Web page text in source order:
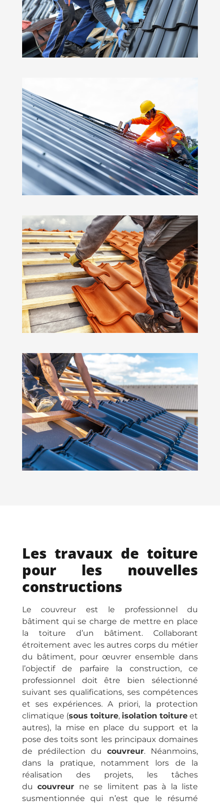
Les travaux de toiture
pour les nouvelles
constructions
Le couvreur est le professionnel du
bâtiment qui se charge de mettre en place
la toiture d’un bâtiment. Collaborant
étroitement avec les autres corps du métier
du bâtiment, pour œuvrer ensemble dans
l’objectif de parfaire la construction, ce
professionnel doit être bien sélectionné
suivant ses qualifications, ses compétences
et ses expériences. A priori, la protection
climatique (sous toiture, isolation toiture et
autres), la mise en place du support et la
pose des toits sont les principaux domaines
de prédilection ducouvreur. Néanmoins,
dans la pratique, notamment lors de la
réalisation des projets, les tâches
ducouvreur ne se limitent pas à la liste
susmentionnée qui n’est que le résumé